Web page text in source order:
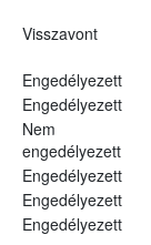
Visszavont
Engedélyezett
Engedélyezett
Nem
engedélyezett
Engedélyezett
Engedélyezett
Engedélyezett